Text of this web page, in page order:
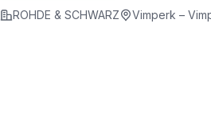
ROHDE & SCHWARZ
Vimperk –